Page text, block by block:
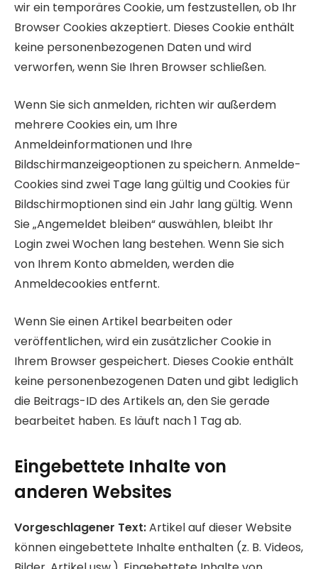
wir ein temporäres Cookie, um festzustellen, ob Ihr
Browser Cookies akzeptiert. Dieses Cookie enthält
keine personenbezogenen Daten und wird
verworfen, wenn Sie Ihren Browser schließen.
Wenn Sie sich anmelden, richten wir außerdem
mehrere Cookies ein, um Ihre
Anmeldeinformationen und Ihre
Bildschirmanzeigeoptionen zu speichern. Anmelde-
Cookies sind zwei Tage lang gültig und Cookies für
Bildschirmoptionen sind ein Jahr lang gültig. Wenn
Sie „Angemeldet bleiben“ auswählen, bleibt Ihr
Login zwei Wochen lang bestehen. Wenn Sie sich
von Ihrem Konto abmelden, werden die
Anmeldecookies entfernt.
Wenn Sie einen Artikel bearbeiten oder
veröffentlichen, wird ein zusätzlicher Cookie in
Ihrem Browser gespeichert. Dieses Cookie enthält
keine personenbezogenen Daten und gibt lediglich
die Beitrags-ID des Artikels an, den Sie gerade
bearbeitet haben. Es läuft nach 1 Tag ab.
Eingebettete Inhalte von
anderen Websites
Vorgeschlagener Text:Artikel auf dieser Website
können eingebettete Inhalte enthalten (z. B. Videos,